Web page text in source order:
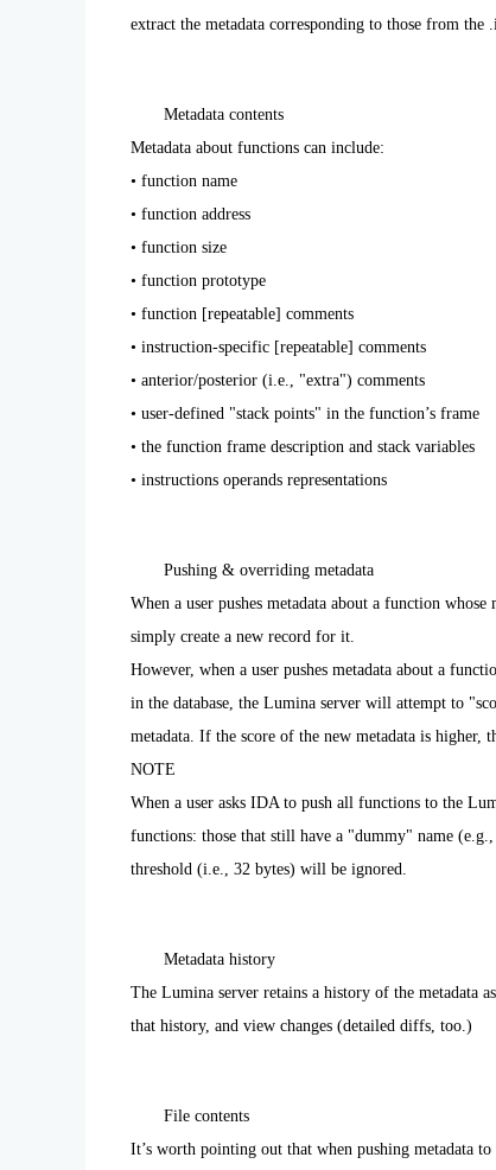
extract the metadata corresponding to those from the
Metadata contents
Metadata about functions can include:
• function name
• function address
• function size
• function prototype
• function [repeatable] comments
• instruction-specific [repeatable] comments
• anterior/posterior (i.e., "extra") comments
• user-defined "stack points" in the function’s frame
• the function frame description and stack variables
• instructions operands representations
Pushing & overriding metadata
When a user pushes metadata about a function
simply create a new record for it.
However, when a user pushes metadata about a
in the database, the Lumina server will attempt to
metadata. If the score of the new metadata is higher,
NOTE
When a user asks IDA to push all functions to the
functions: those that still have a "dummy" name
threshold (i.e., 32 bytes) will be ignored.
Metadata history
The Lumina server retains a history of the metadata
that history, and view changes (detailed diffs, too.)
File contents
It’s worth pointing out that when pushing metadata